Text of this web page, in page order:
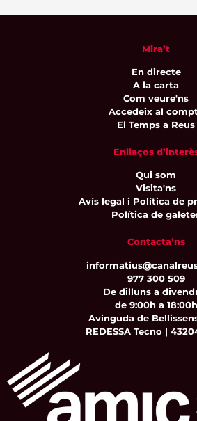
Mira’t
En directe
A la carta
Com veure'ns
Accedeix al
El Temps a Reus
Enllaços
Qui som
Visita'ns
Avís legal i Política de
Política de
Contacta’ns
977 300 509
De dilluns a
de 9:00h a 18:00h
Avinguda de
REDESSA Tecno |